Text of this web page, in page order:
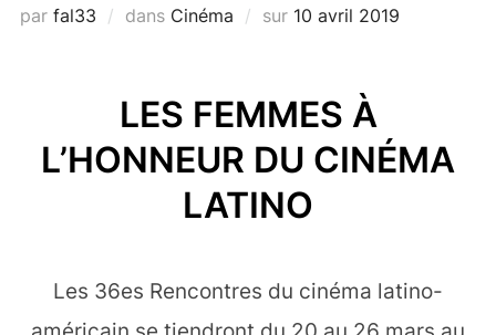
par fal33 dans Cinéma sur 10 avril 2019
LES FEMMES À
L’HONNEUR DU CINÉMA
LATINO
Les 36es Rencontres du cinéma latino-